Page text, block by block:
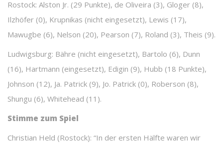
Rostock: Alston Jr. (29 Punkte), de Oliveira (3), Gloger (8),
Ilzhöfer (0), Krupnikas (nicht eingesetzt), Lewis (17),
Mawugbe (6), Nelson (20), Pearson (7), Roland (3), Theis (9).
Ludwigsburg: Bähre (nicht eingesetzt), Bartolo (6), Dunn
(16), Hartmann (eingesetzt), Edigin (9), Hubb (18 Punkte),
Johnson (12), Ja. Patrick (9), Jo. Patrick (0), Roberson (8),
Shungu (6), Whitehead (11).
Stimme zum Spiel
Christian Held (Rostock): “In der ersten Hälfte waren wir